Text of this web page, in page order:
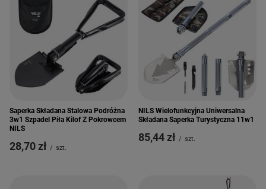
Saperka Składana Stalowa Podróżna
3w1 Szpadel Piła Kilof Z Pokrowcem
NILS
28,70 zł / szt.
NILS Wielofunkcyjna Uniwersalna
Składana Saperka Turystyczna 11w1
85,44 zł / szt.